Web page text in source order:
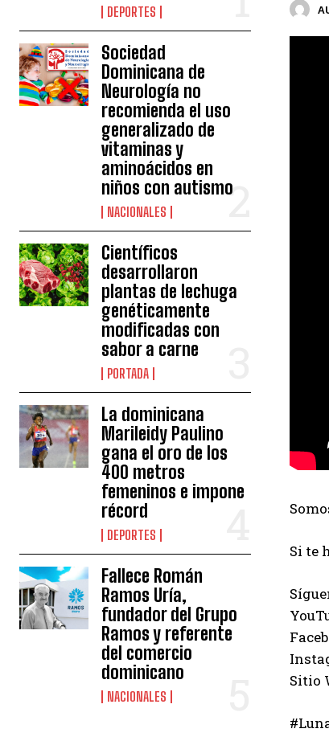
DEPORTES
Sociedad
Dominicana de
Neurología no
recomienda el uso
generalizado de
vitaminas y
aminoácidos en
niños con autismo
NACIONALES
Científicos
desarrollaron
plantas de lechuga
genéticamente
modificadas con
sabor a carne
PORTADA
La dominicana
Marileidy Paulino
gana el oro de los
400 metros
femeninos e impone
récord
DEPORTES
Fallece Román
Ramos Uría,
fundador del Grupo
Ramos y referente
del comercio
dominicano
NACIONALES
Si te
Sitio